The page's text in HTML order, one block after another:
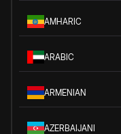
AMHARIC
ARABIC
ARMENIAN
AZERBAIJANI